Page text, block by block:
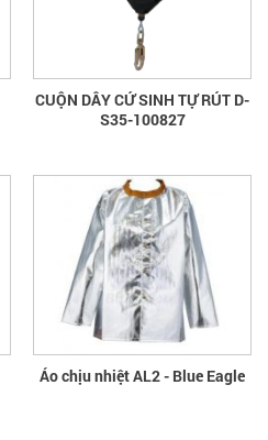
CUỘN DÂY CỨ SINH TỰ RÚT D-
S35-100827
Áo chịu nhiệt AL2 - Blue Eagle